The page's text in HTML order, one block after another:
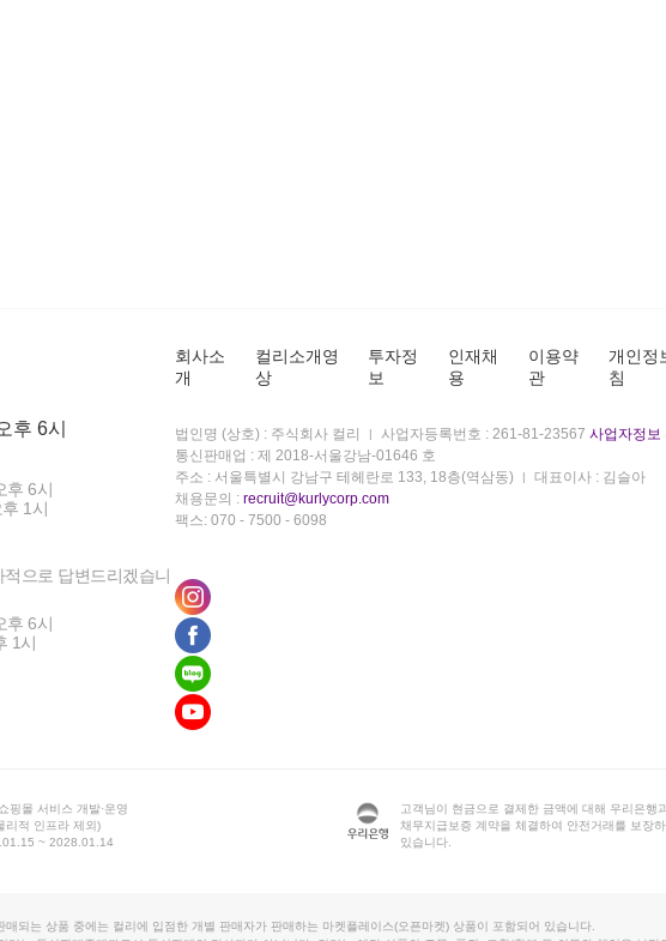
후 6시
후 6시
1시
으로 답변드리겠습니
후 6시
1시
회사소
개
컬리소개영
상
투자정
보
인재채
용
이용약
관
개인정
침
법인명 (상호) : 주식회사 컬리 사업자등록번호 : 261-81-23567 사업자정보
통신판매업 : 제 2018-서울강남-01646 호
주소 : 서울특별시 강남구 테헤란로 133, 18층(역삼동)
대표이사 : 김슬아
채용문의 : recruit@kurlycorp.com
팩스: 070 - 7500 - 6098
핑몰 서비스 개발·운영
리적 인프라 제외)
~ 2028.01.14
고객님이 현금으로 결제한 금액에 대해 우리은행
채무지급보증 계약을 체결하여 안전거래를 보장
있습니다.
매되는 상품 중에는 컬리에 입점한 개별 판매자가 판매하는 마켓플레이스(오픈마켓) 상품이 포함되어 있습니다.